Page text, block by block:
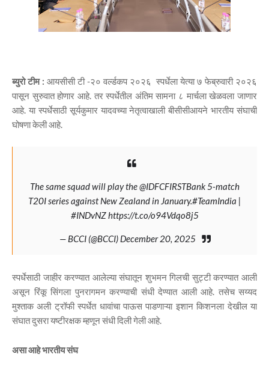
ब्युरो टीम : आयसीसी टी -२० वर्ल्डकप २०२६ स्पर्धेला येत्या ७ फेब्रुवारी २०२६
पासून सुरुवात होणार आहे. तर स्पर्धेतील अंतिम सामना ८ मार्चला खेळवला जाणार
आहे. या स्पर्धेसाठी सूर्यकुमार यादवच्या नेतृत्वाखाली बीसीसीआयने भारतीय संघाची
घोषणा केली आहे.
The same squad will play the@IDFCFIRSTBank5-match
T20I series against New Zealand in January.#TeamIndia |
#INDvNZhttps://t.co/o94Vdqo8j5
— BCCI (@BCCI) December 20, 2025
स्पर्धेसाठी जाहीर करण्यात आलेल्या संघातून शुभमन गिलची सुट्टी करण्यात आली
असून रिंकू सिंगला पुनरागमन करण्याची संधी देण्यात आली आहे. तसेच सय्यद
मुश्ताक अली ट्रॉफी स्पर्धेत धावांचा पाऊस पाडणाऱ्या इशान किशनला देखील या
संघात दुसरा यष्टीरक्षक म्हणून संधी दिली गेली आहे.
असा आहे भारतीय संघ